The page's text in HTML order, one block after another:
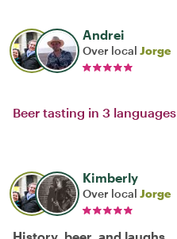
Andrei
Over local Jorge
Beer tasting in 3 languages
Kimberly
Over local Jorge